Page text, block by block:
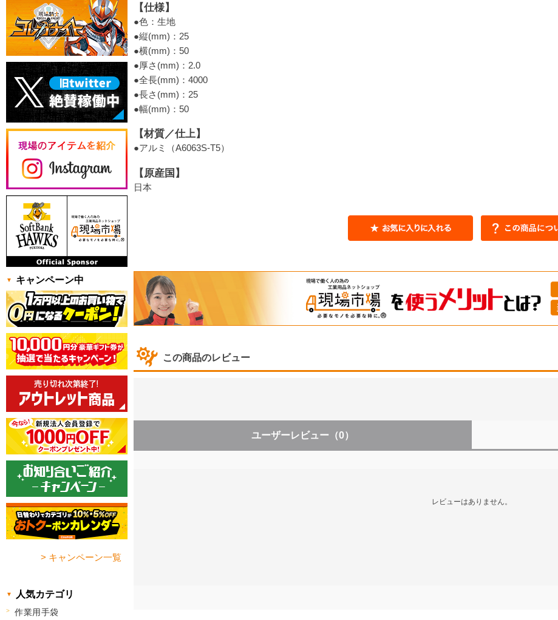
【仕様】
●色：生地
●縦(mm)：25
●横(mm)：50
●厚さ(mm)：2.0
●全長(mm)：4000
●長さ(mm)：25
●幅(mm)：50
【材質／仕上】
●アルミ（A6063S-T5）
【原産国】
日本
この商品のレビュー
ユーザーレビュー （0）
レビューはありません。
キャンペーン中
> キャンペーン一覧
人気カテゴリ
作業用手袋